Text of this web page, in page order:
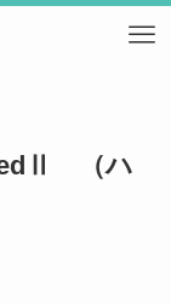
（ハ